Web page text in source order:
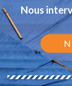
Nous